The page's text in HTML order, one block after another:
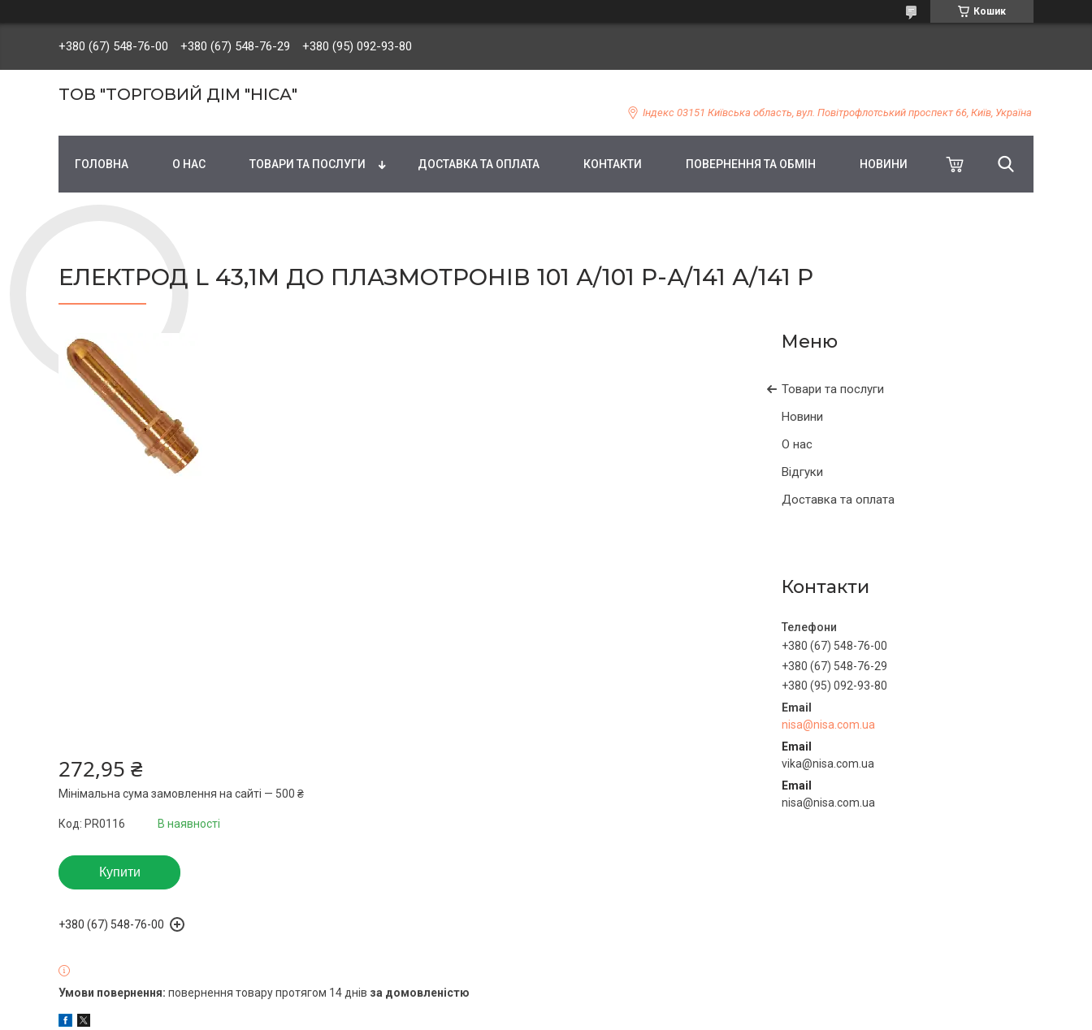
Кошик
+380 (67) 548-76-00 +380 (67) 548-76-29 +380 (95) 092-93-80
ТОВ "ТОРГОВИЙ ДІМ "НІСА"
Індекс 03151 Київська область, вул. Повітрофлотський проспект 66, Київ, Україна
ГОЛОВНА О НАС ТОВАРИ ТА ПОСЛУГИ ДОСТАВКА ТА ОПЛАТА КОНТАКТИ ПОВЕРНЕННЯ ТА ОБМІН НОВИНИ
ЕЛЕКТРОД L 43,1М ДО ПЛАЗМОТРОНІВ 101 А/101 Р-А/141 А/141 Р
Товари та послуги
Новини
О нас
Відгуки
Доставка та оплата
Контакти
+380 (67) 548-76-00
+380 (67) 548-76-29
+380 (95) 092-93-80
nisa@nisa.com.ua
Email
vika@nisa.com.ua
Email
nisa@nisa.com.ua
272,95 ₴
Мінімальна сума замовлення на сайті — 500 ₴
В наявності
Код: PR0116
Купити
+380 (67) 548-76-00
повернення товару протягом 14 днів за домовленістю